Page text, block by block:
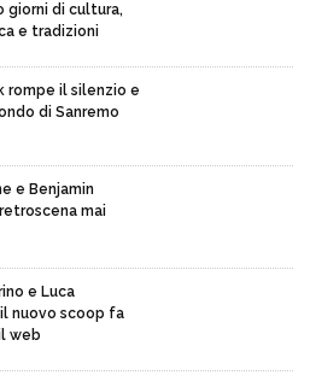
giorni di cultura,
e tradizioni
rompe il silenzio e
di Sanremo
e Benjamin
mai
e Luca
nuovo scoop fa
web